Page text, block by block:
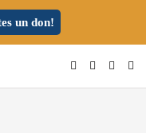
un don!